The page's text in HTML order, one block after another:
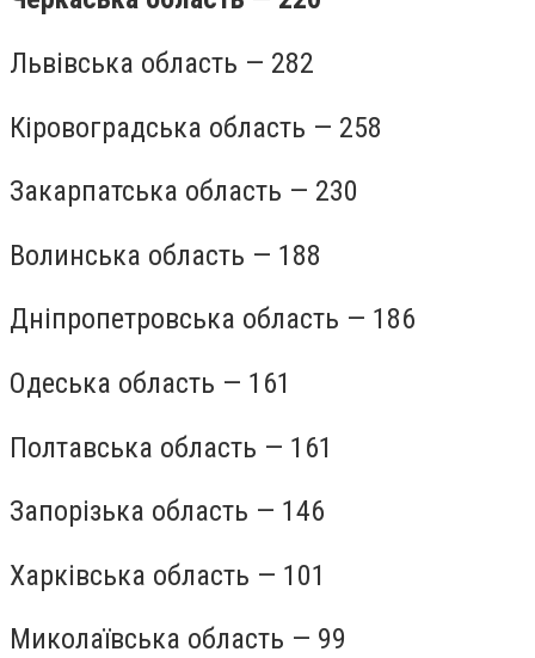
Львівська область — 282
Кіровоградська область — 258
Закарпатська область — 230
Волинська область — 188
Дніпропетровська область — 186
Одеська область — 161
Полтавська область — 161
Запорізька область — 146
Харківська область — 101
Миколаївська область — 99